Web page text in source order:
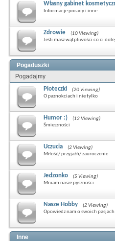
Własny gabinet
Informacje porady i inne
Zdrowie
(10 Viewing)
Jeśli masz wątpliwości co ci
Pogaduszki
Pogadajmy
Ploteczki
(20 Viewing)
O paznokciach i nie tylko
Humor :)
(12 Viewing)
Śmieszności
Uczucia
(2 Viewing)
Miłość/ przyjaźń/ zauroczenie
Jedzonko
(5 Viewing)
Mniam nasze pyszności
Nasze Hobby
(2 Viewing)
Opowiedz nam o swoich pasjach
Inne